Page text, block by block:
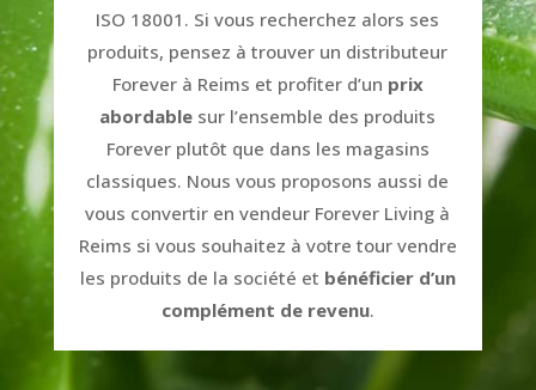
ISO 18001. Si vous recherchez alors ses
produits, pensez à trouver un distributeur
Forever à Reims et profiter d’un prix
abordable sur l’ensemble des produits
Forever plutôt que dans les magasins
classiques. Nous vous proposons aussi de
vous convertir en vendeur Forever Living à
Reims si vous souhaitez à votre tour vendre
les produits de la société et bénéficier d’un
complément de revenu.